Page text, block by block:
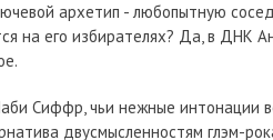
архетип - любопытную
на его избирателях? Да, в ДНК
Сиффр, чьи нежные интонации
двусмысленностям глэм-